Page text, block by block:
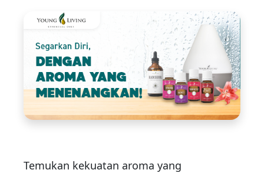
Temukan kekuatan aroma yang